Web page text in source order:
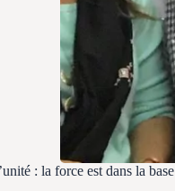
: la force est dans la base